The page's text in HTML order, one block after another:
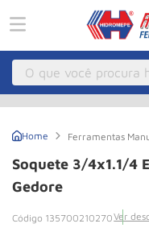
O que você procura
Ferramentas
Soquete 3/4x1.1/4
Gedore
135700210270Ver
3 º Macaco Hidraulico